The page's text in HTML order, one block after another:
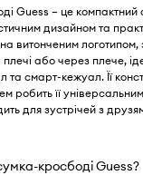
Guess – це
дизайном та
витонченим логотипом,
плечі або через плече,
та смарт-кежуал. Її
робить її
для зустрічей з
кросбоді Guess?